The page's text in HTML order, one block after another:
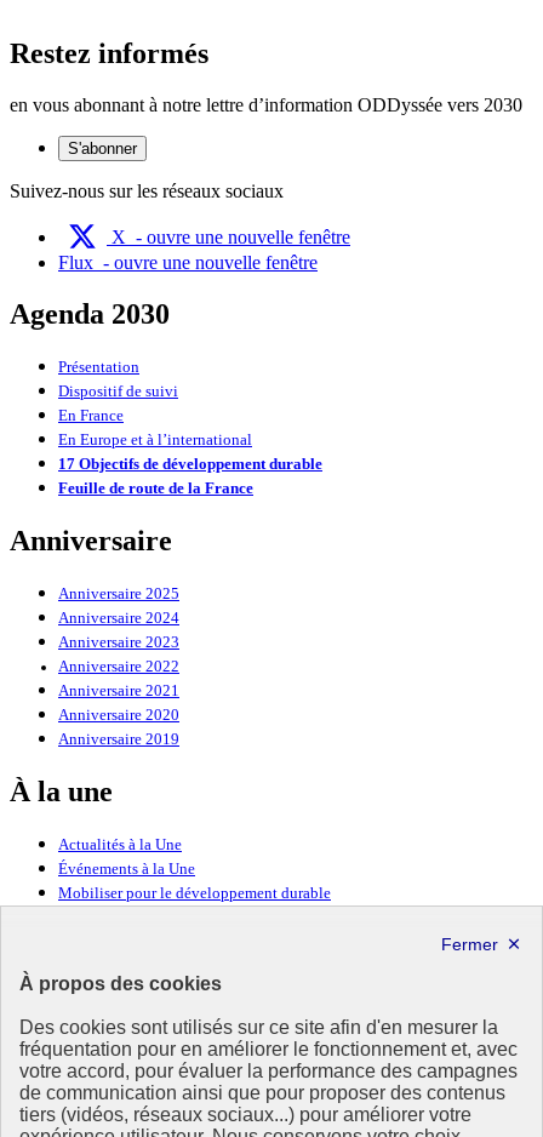
À propos des cookies
Des cookies sont utilisés sur ce site afin d'en mesurer la
fréquentation pour en améliorer le fonctionnement et, avec
votre accord, pour évaluer la performance des campagnes
de communication ainsi que pour proposer des contenus
tiers (vidéos, réseaux sociaux...) pour améliorer votre
Restez informés
en vous abonnant à notre lettre d’information ODDyssée vers 2030
S'abonner
Suivez-nous sur les réseaux sociaux
X - ouvre une nouvelle fenêtre
Flux - ouvre une nouvelle fenêtre
Agenda 2030
Présentation
Dispositif de suivi
En France
En Europe et à l’international
17 Objectifs de développement durable
Feuille de route de la France
Anniversaire
Anniversaire 2025
Anniversaire 2024
Anniversaire 2023
Anniversaire 2022
Anniversaire 2021
Anniversaire 2020
Anniversaire 2019
À la une
Actualités à la Une
Événements à la Une
Mobiliser pour le développement durable
Ressources
Ressources
La Méth’ODD
Gouvernement